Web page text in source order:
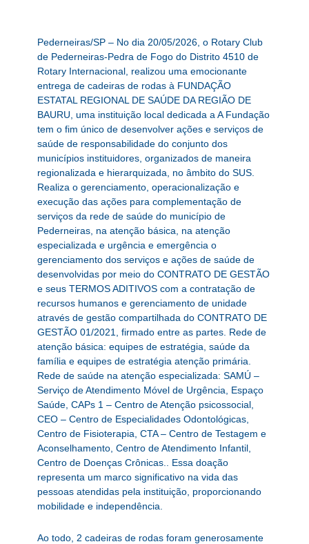
Pederneiras/SP – No dia 20/05/2026, o Rotary Club
de Pederneiras-Pedra de Fogo do Distrito 4510 de
Rotary Internacional, realizou uma emocionante
entrega de cadeiras de rodas à FUNDAÇÃO
ESTATAL REGIONAL DE SAÚDE DA REGIÃO DE
BAURU, uma instituição local dedicada a A Fundação
tem o fim único de desenvolver ações e serviços de
saúde de responsabilidade do conjunto dos
municípios instituidores, organizados de maneira
regionalizada e hierarquizada, no âmbito do SUS.
Realiza o gerenciamento, operacionalização e
execução das ações para complementação de
serviços da rede de saúde do município de
Pederneiras, na atenção básica, na atenção
especializada e urgência e emergência o
gerenciamento dos serviços e ações de saúde de
desenvolvidas por meio do CONTRATO DE GESTÃO
e seus TERMOS ADITIVOS com a contratação de
recursos humanos e gerenciamento de unidade
através de gestão compartilhada do CONTRATO DE
GESTÃO 01/2021, firmado entre as partes. Rede de
atenção básica: equipes de estratégia, saúde da
família e equipes de estratégia atenção primária.
Rede de saúde na atenção especializada: SAMÚ –
Serviço de Atendimento Móvel de Urgência, Espaço
Saúde, CAPs 1 – Centro de Atenção psicossocial,
CEO – Centro de Especialidades Odontológicas,
Centro de Fisioterapia, CTA – Centro de Testagem e
Aconselhamento, Centro de Atendimento Infantil,
Centro de Doenças Crônicas.. Essa doação
representa um marco significativo na vida das
pessoas atendidas pela instituição, proporcionando
mobilidade e independência.
Ao todo, 2 cadeiras de rodas foram generosamente